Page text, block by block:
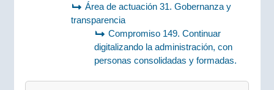
Área de actuación 31. Gobernanza y
transparencia
Compromiso 149. Continuar
digitalizando la administración, con
personas consolidadas y formadas.